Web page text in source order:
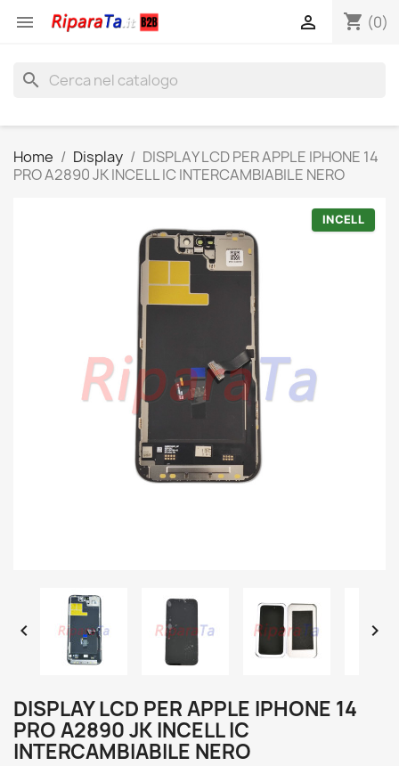
 shopping_cart (0)

search
Home Display
DISPLAY LCD PER APPLE IPHONE 14
PRO A2890 JK INCELL IC INTERCAMBIABILE NERO
INCELL
 
DISPLAY LCD PER APPLE IPHONE 14
PRO A2890 JK INCELL IC
INTERCAMBIABILE NERO